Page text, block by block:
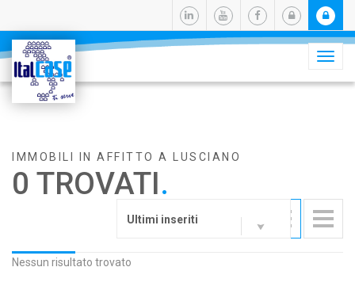
IMMOBILI IN AFFITTO A LUSCIANO
0 TROVATI.
Ultimi inseriti
Nessun risultato trovato